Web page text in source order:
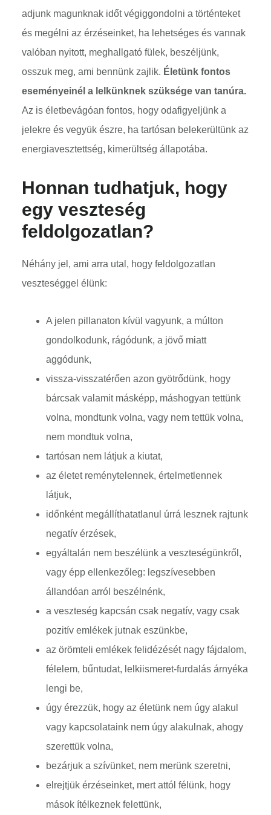
adjunk magunknak időt végiggondolni a történteket
és megélni az érzéseinket, ha lehetséges és vannak
valóban nyitott, meghallgató fülek, beszéljünk,
osszuk meg, ami bennünk zajlik. Életünk fontos
eseményeinél a lelkünknek szüksége van tanúra.
Az is életbevágóan fontos, hogy odafigyeljünk a
jelekre és vegyük észre, ha tartósan belekerültünk az
energiavesztettség, kimerültség állapotába.
Honnan tudhatjuk, hogy
egy veszteség
feldolgozatlan?
Néhány jel, ami arra utal, hogy feldolgozatlan
veszteséggel élünk:
A jelen pillanaton kívül vagyunk, a múlton
gondolkodunk, rágódunk, a jövő miatt
aggódunk,
vissza-visszatérően azon gyötrődünk, hogy
bárcsak valamit másképp, máshogyan tettünk
volna, mondtunk volna, vagy nem tettük volna,
nem mondtuk volna,
tartósan nem látjuk a kiutat,
az életet reménytelennek, értelmetlennek
látjuk,
időnként megállíthatatlanul úrrá lesznek rajtunk
negatív érzések,
egyáltalán nem beszélünk a veszteségünkről,
vagy épp ellenkezőleg: legszívesebben
állandóan arról beszélnénk,
a veszteség kapcsán csak negatív, vagy csak
pozitív emlékek jutnak eszünkbe,
az örömteli emlékek felidézését nagy fájdalom,
félelem, bűntudat, lelkiismeret-furdalás árnyéka
lengi be,
úgy érezzük, hogy az életünk nem úgy alakul
vagy kapcsolataink nem úgy alakulnak, ahogy
szerettük volna,
bezárjuk a szívünket, nem merünk szeretni,
elrejtjük érzéseinket, mert attól félünk, hogy
mások ítélkeznek felettünk,